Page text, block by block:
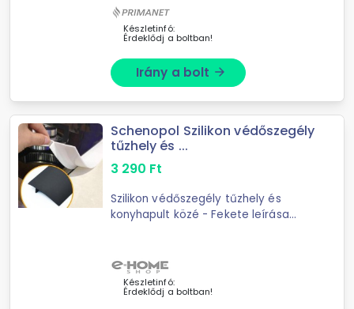
kompatibilis LPG átalakító készlet
(fúvókák, ...
Készletinfó:
Érdeklődj a boltban!
Irány a bolt arrow_forward
Schenopol Szilikon védőszegély
tűzhely és ...
3 290 Ft
Szilikon védőszegély tűzhely és
konyhapult közé - Fekete leírása
Készletinfó:
Érdeklődj a boltban!